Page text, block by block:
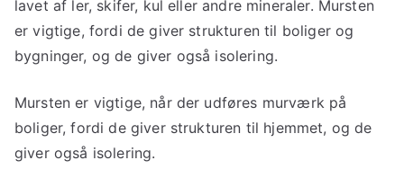
lavet af ler, skifer, kul eller andre mineraler. Mursten
er vigtige, fordi de giver strukturen til boliger og
bygninger, og de giver også isolering.
Mursten er vigtige, når der udføres murværk på
boliger, fordi de giver strukturen til hjemmet, og de
giver også isolering.